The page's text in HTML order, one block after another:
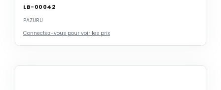
LB-00042
PAZURU
Connectez-vous pour voir les prix